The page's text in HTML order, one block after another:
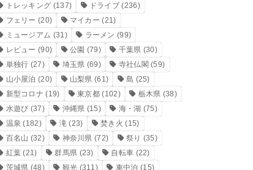
トレッキング (137) ドライブ (236)
フェリー (20) マイカー (21)
ミュージアム (31) ラーメン (99)
レビュー (90) 公園 (79) 千葉県 (30)
単独行 (27) 埼玉県 (69) 寺社仏閣 (59)
山小屋泊 (20) 山梨県 (61) 島 (25)
新型コロナ (19) 東京都 (102) 栃木県 (38)
水遊び (37) 沖縄県 (15) 海・湖 (75)
温泉 (182) 滝 (23) 焚き火 (15)
百名山 (32) 神奈川県 (72) 祭り (35)
紅葉 (21) 群馬県 (23) 自転車 (22)
茨城県 (48) 観光 (311) 車中泊 (15)